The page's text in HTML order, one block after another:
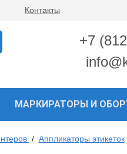
Контакты
+7
МАРКИРАТОРЫ И
/ Аппликаторы этикеток